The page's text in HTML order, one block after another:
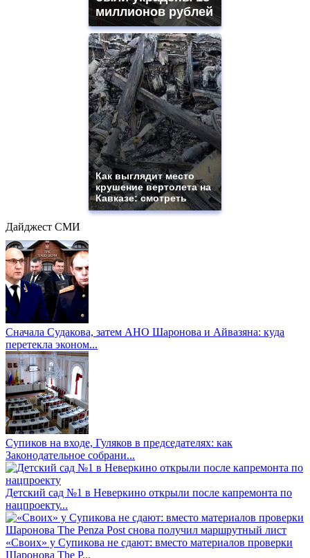
миллионов рублей
Как выглядит место
крушение вертолета на
Кавказе: смотреть
Дайджест СМИ
Сначала Судакова, затем АНО Шаронова и Айвазяна: куда
перетекла эконом...
Супиков на входе, Гуляков в председателях: как
Законодательное собрани...
Детский сад №1 в Неверкино открыли после капремонта по
нацпроекту...
«Своих» у Супикова не сдают: вместо материалов проверки
Шаронова The P...